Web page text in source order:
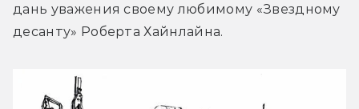
дань уважения своему любимому «Звездному
десанту» Роберта Хайнлайна.